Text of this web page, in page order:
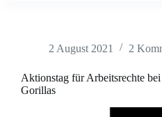
2 August 2021 2
Aktionstag für Arbeitsrechte
Gorillas